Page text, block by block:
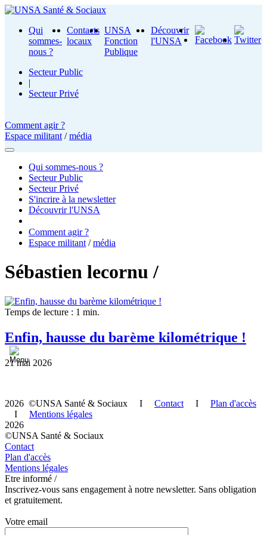
Qui
sommes-
nous ?
Contacts
locaux
UNSA
Fonction
Publique
Découvrir
l'UNSA
Secteur Public
|
Secteur Privé
Comment agir ?
Espace militant /média
Qui sommes-nous ?
Secteur Public
Secteur Privé
S'incrire à la newsletter
Découvrir l'UNSA
Comment agir ?
Espace militant /média
Sébastien lecornu /
Temps de lecture : 1 min.
Enfin, hausse du barème kilométrique !
21 mai 2026
2026 ©UNSA Santé & Sociaux I Contact I Plan d'accès
I Mentions légales
2026
©UNSA Santé & Sociaux
Contact
Plan d'accès
Mentions légales
Etre informé /
Inscrivez-vous sans engagement à notre newsletter. Sans obligation
et gratuitement.
Votre email